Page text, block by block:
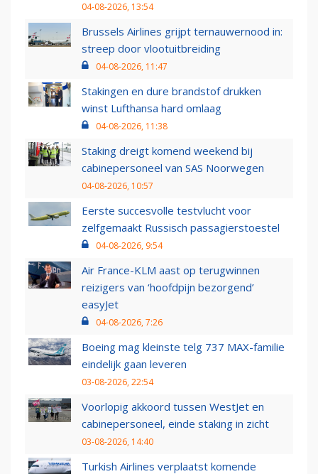
04-08-2026, 13:54
Brussels Airlines grijpt ternauwernood in:
streep door vlootuitbreiding
04-08-2026, 11:47
Stakingen en dure brandstof drukken
winst Lufthansa hard omlaag
04-08-2026, 11:38
Staking dreigt komend weekend bij
cabinepersoneel van SAS Noorwegen
04-08-2026, 10:57
Eerste succesvolle testvlucht voor
zelfgemaakt Russisch passagierstoestel
04-08-2026, 9:54
Air France-KLM aast op terugwinnen
reizigers van ‘hoofdpijn bezorgend’
easyJet
04-08-2026, 7:26
Boeing mag kleinste telg 737 MAX-familie
eindelijk gaan leveren
03-08-2026, 22:54
Voorlopig akkoord tussen WestJet en
cabinepersoneel, einde staking in zicht
03-08-2026, 14:40
Turkish Airlines verplaatst komende